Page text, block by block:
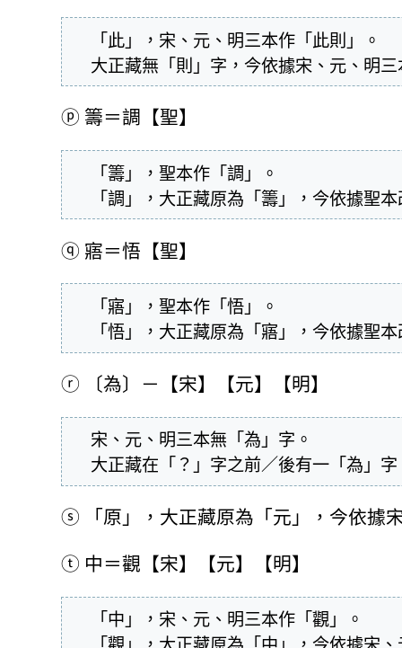
大正藏無「則」字，今依據宋、元、明
ⓟ 籌＝調【聖】
「調」，大正藏原為「籌」，今依據聖
ⓠ 寤＝悟【聖】
「悟」，大正藏原為「寤」，今依據聖
ⓡ 〔為〕－【宋】【元】【明】
大正藏在「？」字之前／後有一「為」
ⓢ 「原」，大正藏原為「元」，今依據
ⓣ 中＝觀【宋】【元】【明】